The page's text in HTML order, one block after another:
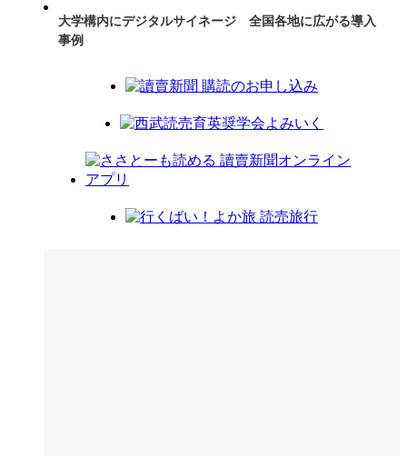
大学構内にデジタルサイネージ 全国各地に広がる導入
事例